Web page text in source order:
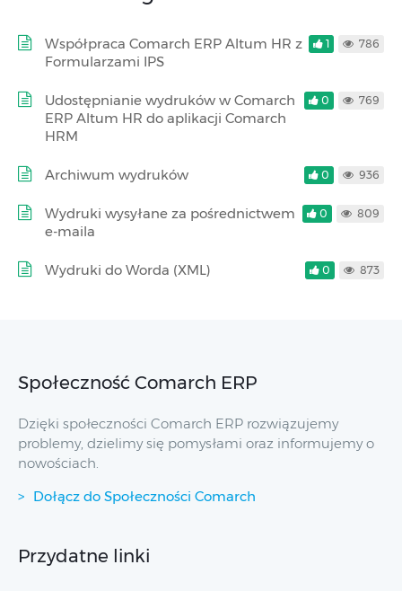
Współpraca Comarch ERP Altum HR z
Formularzami IPS
1 786
Udostępnianie wydruków w Comarch
ERP Altum HR do aplikacji Comarch
HRM
0 769
Archiwum wydruków 0 936
Wydruki wysyłane za pośrednictwem
e-maila
0 809
Wydruki do Worda (XML) 0 873
Społeczność Comarch ERP
Dzięki społeczności Comarch ERP rozwiązujemy
problemy, dzielimy się pomysłami oraz informujemy o
nowościach.
Dołącz do Społeczności Comarch
Przydatne linki